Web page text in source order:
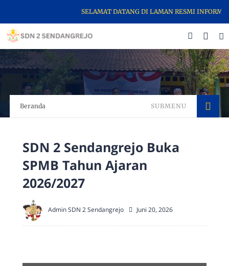
SELAMAT DATANG DI LAMAN RESMI INFORMASI
Beranda SUBMENU
SDN 2 Sendangrejo Buka
SPMB Tahun Ajaran
2026/2027
Admin SDN 2 Sendangrejo Juni 20, 2026